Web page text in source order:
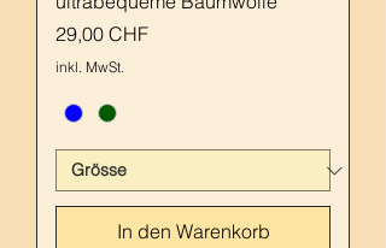
Preis
29,00 CHF
inkl. MwSt.
In den Warenkorb